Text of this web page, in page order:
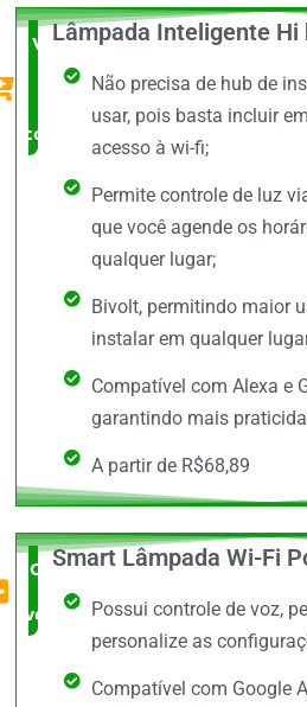
Vale a
Pena
comprar
Lâmpada Inteligente Hi
Não precisa de hub de
usar, pois basta incluir
acesso à wi-fi;
Permite controle de luz
que você agende os
qualquer lugar;
Bivolt, permitindo maior
instalar em qualquer
Compatível com Alexa e
garantindo mais
A partir de R$68,89
O Mais
vendido
Smart Lâmpada Wi-Fi
Possui controle de voz,
personalize as
Compatível com Google